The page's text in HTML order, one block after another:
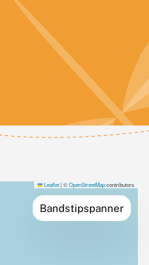
Bandstipspanner
Leaflet|©OpenStreetMapcontributors